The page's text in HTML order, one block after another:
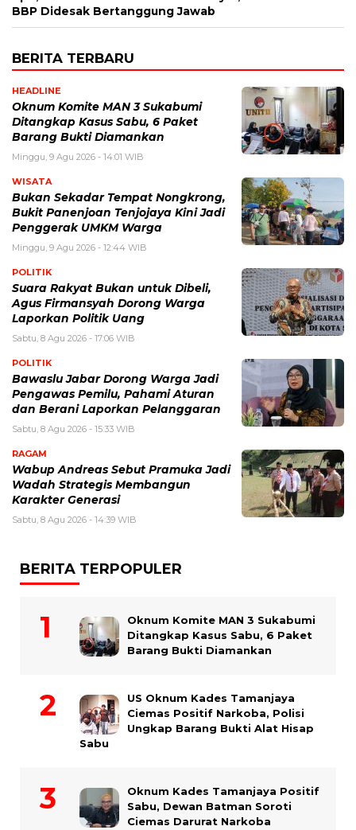
BBP Didesak Bertanggung Jawab
BERITA TERBARU
HEADLINE
Oknum Komite MAN 3 Sukabumi
Ditangkap Kasus Sabu, 6 Paket
Barang Bukti Diamankan
Minggu, 9 Agu 2026 - 14:01 WIB
WISATA
Bukan Sekadar Tempat Nongkrong,
Bukit Panenjoan Tenjojaya Kini Jadi
Penggerak UMKM Warga
Minggu, 9 Agu 2026 - 12:44 WIB
POLITIK
Suara Rakyat Bukan untuk Dibeli,
Agus Firmansyah Dorong Warga
Laporkan Politik Uang
Sabtu, 8 Agu 2026 - 17:06 WIB
POLITIK
Bawaslu Jabar Dorong Warga Jadi
Pengawas Pemilu, Pahami Aturan
dan Berani Laporkan Pelanggaran
Sabtu, 8 Agu 2026 - 15:33 WIB
RAGAM
Wabup Andreas Sebut Pramuka Jadi
Wadah Strategis Membangun
Karakter Generasi ‎
Sabtu, 8 Agu 2026 - 14:39 WIB
BERITA TERPOPULER
Oknum Komite MAN 3 Sukabumi
Ditangkap Kasus Sabu, 6 Paket
Barang Bukti Diamankan
US Oknum Kades Tamanjaya
Ciemas Positif Narkoba, Polisi
Ungkap Barang Bukti Alat Hisap
Sabu
Oknum Kades Tamanjaya Positif
Sabu, Dewan Batman Soroti
Ciemas Darurat Narkoba